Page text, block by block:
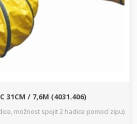
31CM / 7,6M (4031.406)
možnost spojit 2 hadice pomocí zipu)